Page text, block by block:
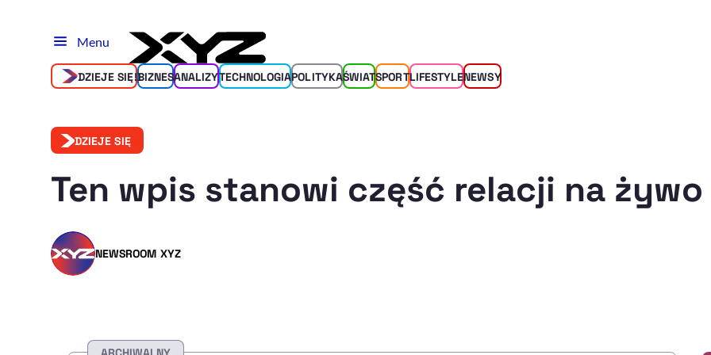
Menu
DZIEJE SIĘ!BIZNESANALIZYTECHNOLOGIAPOLITYKAŚWIATSPORTLIFESTYLENEWSY
DZIEJE SIĘ
Ten wpis stanowi część relacji na
NEWSROOM XYZ